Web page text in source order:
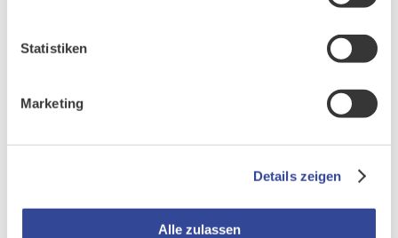
Statistiken
Marketing
Details zeigen
Alle zulassen
bisher beim richtigen Team landet.